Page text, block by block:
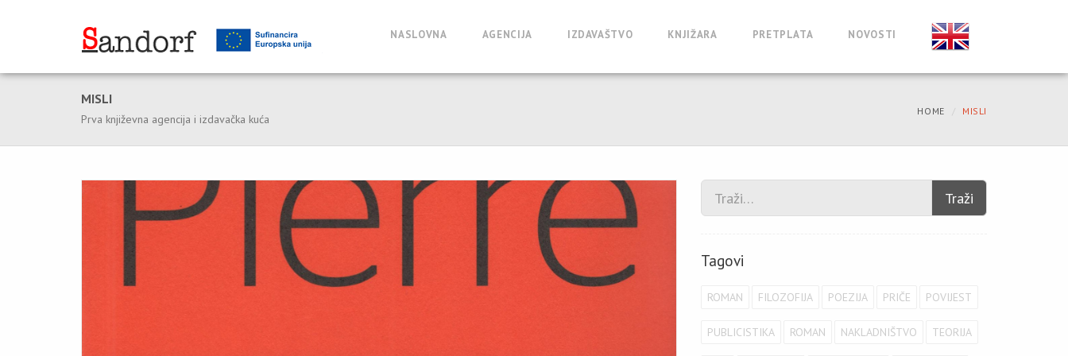
NASLOVNA AGENCIJA IZDAVAŠTVO KNJIŽARA PRETPLATA NOVOSTI
MISLI
Prva književna agencija i izdavačka kuća
HOME MISLI
Traži
Tagovi
ROMAN FILOZOFIJA POEZIJA PRIČE POVIJEST
PUBLICISTIKA ROMAN NAKLADNIŠTVO TEORIJA